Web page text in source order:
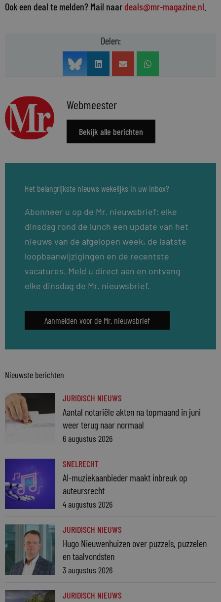
Ook een deal te melden? Mail naar deals@mr-magazine.nl
Delen:
Webmeester
Bekijk alle berichten
Het belangrijkste nieuws wekelijks in uw inbox?
Abonneer u op de Mr. nieuwsbrief: elke
dinsdag rond de lunch een update van het
nieuws van de afgelopen week, de laatste
loopbaanwijzigingen en de recentste
vacatures. Meld u direct aan en ontvang
elke dinsdag de Mr. nieuwsbrief.
Aanmelden voor de Mr. nieuwsbrief
Nieuwste berichten
JURIDISCH NIEUWS
Aantal notariële akten na topmaand in juni
weer terug naar normaal
6 augustus 2026
SNELRECHT
AI-muziekaanbieder maakt inbreuk op
auteursrecht
4 augustus 2026
JURIDISCH NIEUWS
Hugo Nieuwenhuizen over puzzels, puzzelen
en taalvondsten
3 augustus 2026
JURIDISCH NIEUWS